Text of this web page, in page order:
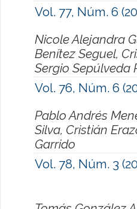
Vol. 77, Núm. 6
Nicole Alejandra
Benítez Seguel,
Sergio Sepúlveda
Vol. 76, Núm. 6
Pablo Andrés
Silva, Cristián
Garrido
Vol. 78, Núm. 3